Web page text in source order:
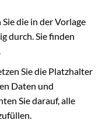
die in der Vorlage
durch. Sie finden
Sie die Platzhalter
Daten und
Sie darauf, alle